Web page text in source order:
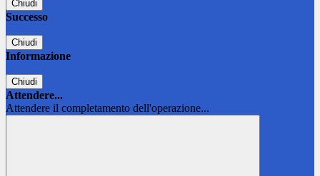
Chiudi
Successo
Chiudi
Informazione
Chiudi
Attendere...
Attendere il completamento dell'operazione...